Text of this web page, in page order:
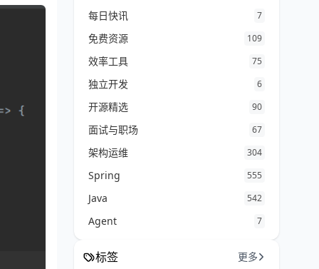
每日快讯 7
免费资源 109
效率工具 75
独立开发 6
开源精选 90
面试与职场 67
架构运维 304
Spring 555
Java 542
Agent 7
标签 更多